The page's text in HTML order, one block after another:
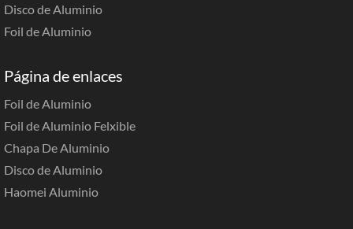
Disco de Aluminio
Foil de Aluminio
Página de enlaces
Foil de Aluminio
Foil de Aluminio Felxible
Chapa De Aluminio
Disco de Aluminio
Haomei Aluminio